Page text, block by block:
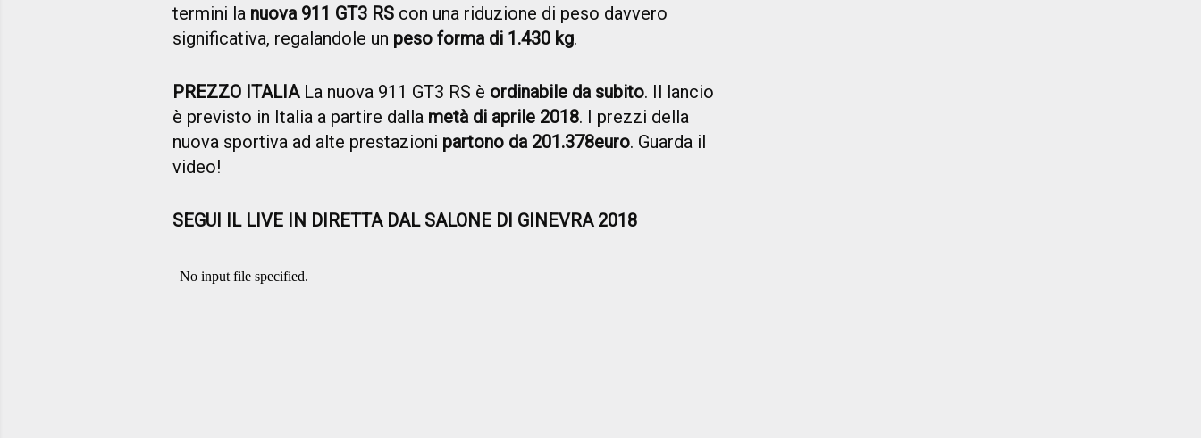
termini la nuova 911 GT3 RS con una riduzione di peso davvero
significativa, regalandole un peso forma di 1.430 kg.
PREZZO ITALIALa nuova 911 GT3 RS è ordinabile da subito. Il lancio
è previsto in Italia a partire dalla metà di aprile 2018. I prezzi della
nuova sportiva ad alte prestazioni partono da 201.378euro. Guarda il
video!
SEGUI IL LIVE IN DIRETTA DAL SALONE DI GINEVRA 2018